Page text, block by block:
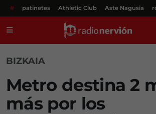
# patinetes Athletic Club Aste Nagusia
BIZKAIA
Metro destina 2
más por los